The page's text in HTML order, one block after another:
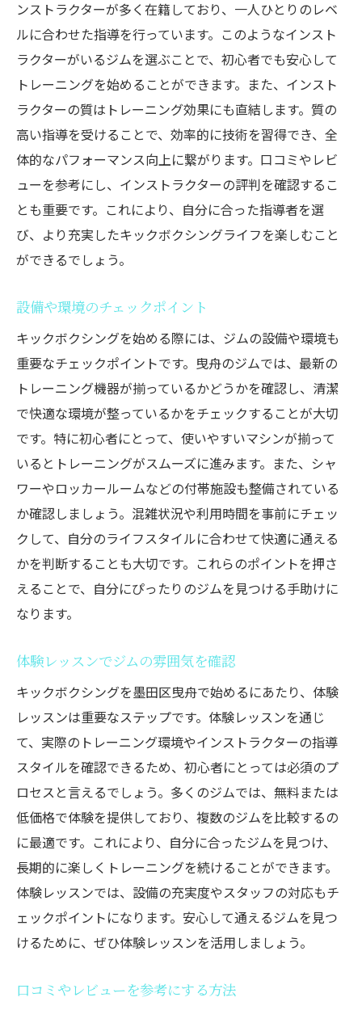
ンストラクターが多く在籍しており、一人ひとりのレベ
ルに合わせた指導を行っています。このようなインスト
ラクターがいるジムを選ぶことで、初心者でも安心して
トレーニングを始めることができます。また、インスト
ラクターの質はトレーニング効果にも直結します。質の
高い指導を受けることで、効率的に技術を習得でき、全
体的なパフォーマンス向上に繋がります。口コミやレビ
ューを参考にし、インストラクターの評判を確認するこ
とも重要です。これにより、自分に合った指導者を選
び、より充実したキックボクシングライフを楽しむこと
ができるでしょう。
設備や環境のチェックポイント
キックボクシングを始める際には、ジムの設備や環境も
重要なチェックポイントです。曳舟のジムでは、最新の
トレーニング機器が揃っているかどうかを確認し、清潔
で快適な環境が整っているかをチェックすることが大切
です。特に初心者にとって、使いやすいマシンが揃って
いるとトレーニングがスムーズに進みます。また、シャ
ワーやロッカールームなどの付帯施設も整備されている
か確認しましょう。混雑状況や利用時間を事前にチェッ
クして、自分のライフスタイルに合わせて快適に通える
かを判断することも大切です。これらのポイントを押さ
えることで、自分にぴったりのジムを見つける手助けに
なります。
体験レッスンでジムの雰囲気を確認
キックボクシングを墨田区曳舟で始めるにあたり、体験
レッスンは重要なステップです。体験レッスンを通じ
て、実際のトレーニング環境やインストラクターの指導
スタイルを確認できるため、初心者にとっては必須のプ
ロセスと言えるでしょう。多くのジムでは、無料または
低価格で体験を提供しており、複数のジムを比較するの
に最適です。これにより、自分に合ったジムを見つけ、
長期的に楽しくトレーニングを続けることができます。
体験レッスンでは、設備の充実度やスタッフの対応もチ
ェックポイントになります。安心して通えるジムを見つ
けるために、ぜひ体験レッスンを活用しましょう。
口コミやレビューを参考にする方法